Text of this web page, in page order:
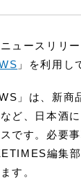
ュースリリ
」を利用し
」は、新商
ど、日本酒
です。必要
編集
す。